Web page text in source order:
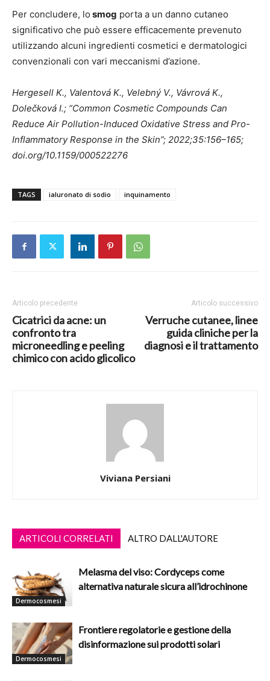
Per concludere, lo smog porta a un danno cutaneo
significativo che può essere efficacemente prevenuto
utilizzando alcuni ingredienti cosmetici e dermatologici
convenzionali con vari meccanismi d’azione.
Hergesell K., Valentová K., Velebný V., Vávrová K.,
Dolečková I.; “Common Cosmetic Compounds Can
Reduce Air Pollution-Induced Oxidative Stress and Pro-
Inflammatory Response in the Skin”; 2022;35:156–165;
doi.org/10.1159/000522276
TAGS ialuronato di sodio inquinamento
Articolo precedente
Cicatrici da acne: un
confronto tra
microneedling e peeling
chimico con acido glicolico
Articolo successivo
Verruche cutanee, linee
guida cliniche per la
diagnosi e il trattamento
Viviana Persiani
ARTICOLI CORRELATI ALTRO DALL'AUTORE
Dermocosmesi
Melasma del viso: Cordyceps come
alternativa naturale sicura all’idrochinone
Dermocosmesi
Frontiere regolatorie e gestione della
disinformazione sui prodotti solari